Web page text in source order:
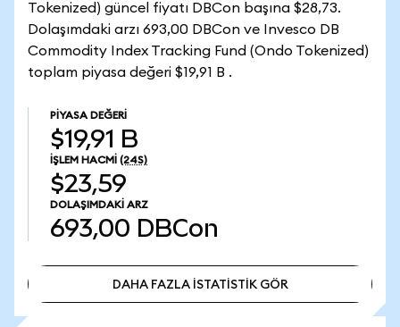
Tokenized) güncel fiyatı DBCon başına $28,73.
Dolaşımdaki arzı 693,00 DBCon ve Invesco DB
Commodity Index Tracking Fund (Ondo Tokenized)
toplam piyasa değeri $19,91 B .
PIYASA DEĞERI
$19,91 B
İŞLEM HACMI (24S)
$23,59
DOLAŞIMDAKI ARZ
693,00 DBCon
DAHA FAZLA İSTATİSTİK GÖR